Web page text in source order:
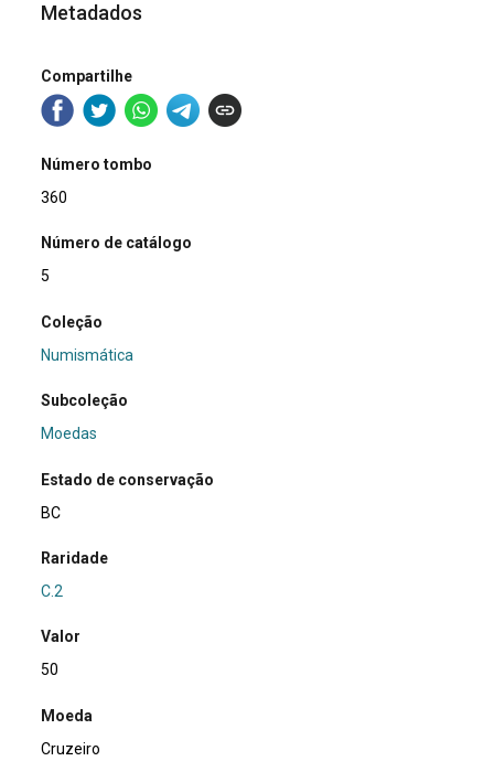
Metadados
Compartilhe
Número tombo
360
Número de catálogo
5
Coleção
Numismática
Subcoleção
Moedas
Estado de conservação
BC
Raridade
C.2
Valor
50
Moeda
Cruzeiro